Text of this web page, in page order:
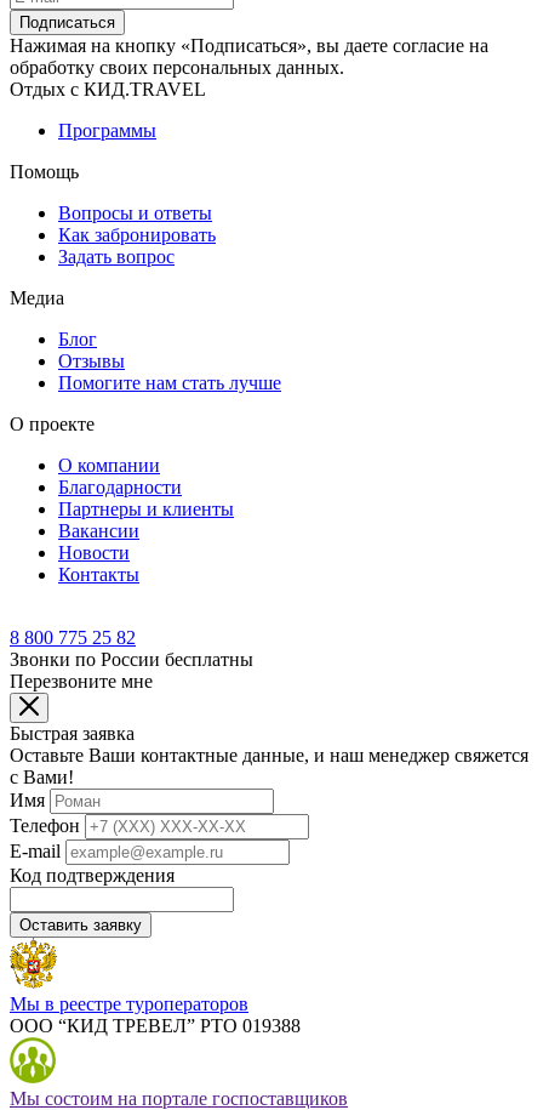
Подписаться
Нажимая на кнопку «Подписаться», вы даете согласие на
обработку своих персональных данных.
Отдых с КИД.TRAVEL
Программы
Помощь
Вопросы и ответы
Как забронировать
Задать вопрос
Медиа
Блог
Отзывы
Помогите нам стать лучше
О проекте
О компании
Благодарности
Партнеры и клиенты
Вакансии
Новости
Контакты
8 800 775 25 82
Звонки по России бесплатны
Перезвоните мне
Быстрая заявка
Оставьте Ваши контактные данные, и наш менеджер свяжется
с Вами!
Имя
Телефон
E-mail
Код подтверждения
Оставить заявку
Мы в реестре туроператоров
ООО “КИД ТРЕВЕЛ” РТО 019388
Мы состоим на портале госпоставщиков